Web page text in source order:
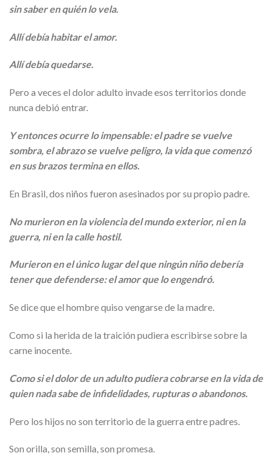
sin saber en quién lo vela.
Allí debía habitar el amor.
Allí debía quedarse.
Pero a veces el dolor adulto invade esos territorios donde
nunca debió entrar.
Y entonces ocurre lo impensable: el padre se vuelve
sombra, el abrazo se vuelve peligro, la vida que comenzó
en sus brazos termina en ellos.
En Brasil, dos niños fueron asesinados por su propio padre.
No murieron en la violencia del mundo exterior, ni en la
guerra, ni en la calle hostil.
Murieron en el único lugar del que ningún niño debería
tener que defenderse: el amor que lo engendró.
Se dice que el hombre quiso vengarse de la madre.
Como si la herida de la traición pudiera escribirse sobre la
carne inocente.
Como si el dolor de un adulto pudiera cobrarse en la vida de
quien nada sabe de infidelidades, rupturas o abandonos.
Pero los hijos no son territorio de la guerra entre padres.
Son orilla, son semilla, son promesa.